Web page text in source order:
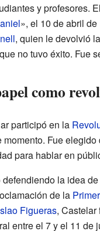
y profesores.
», el 10 de abril
, quien le devolvió
no tuvo éxito. Fue
como
participó en la
momento. Fue
para hablar en
la idea
de la
Figueras, Castelar
entre el 7 y el 11 de